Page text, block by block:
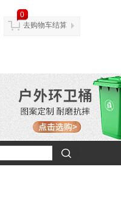
0
去购物车结算